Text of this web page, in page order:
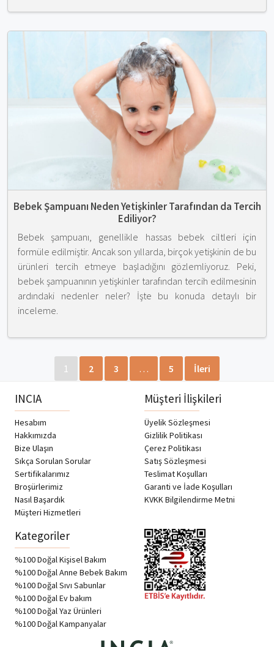
Bebek Şampuanı Neden Yetişkinler Tarafından da Tercih
Ediliyor?
Bebek şampuanı, genellikle hassas bebek ciltleri için
formüle edilmiştir. Ancak son yıllarda, birçok yetişkinin de bu
ürünleri tercih etmeye başladığını gözlemliyoruz. Peki,
bebek şampuanının yetişkinler tarafından tercih edilmesinin
ardındaki nedenler neler? İşte bu konuda detaylı bir
inceleme.
1 2 3 … 5 İleri
INCIA
Hesabım
Hakkımızda
Bize Ulaşın
Sıkça Sorulan Sorular
Sertifikalarımız
Broşürlerimiz
Nasıl Başardık
Müşteri Hizmetleri
Müşteri İlişkileri
Üyelik Sözleşmesi
Gizlilik Politikası
Çerez Politikası
Satış Sözleşmesi
Teslimat Koşulları
Garanti ve İade Koşulları
KVKK Bilgilendirme Metni
Kategoriler
%100 Doğal Kişisel Bakım
%100 Doğal Anne Bebek Bakım
%100 Doğal Sıvı Sabunlar
%100 Doğal Ev bakım
%100 Doğal Yaz Ürünleri
%100 Doğal Kampanyalar